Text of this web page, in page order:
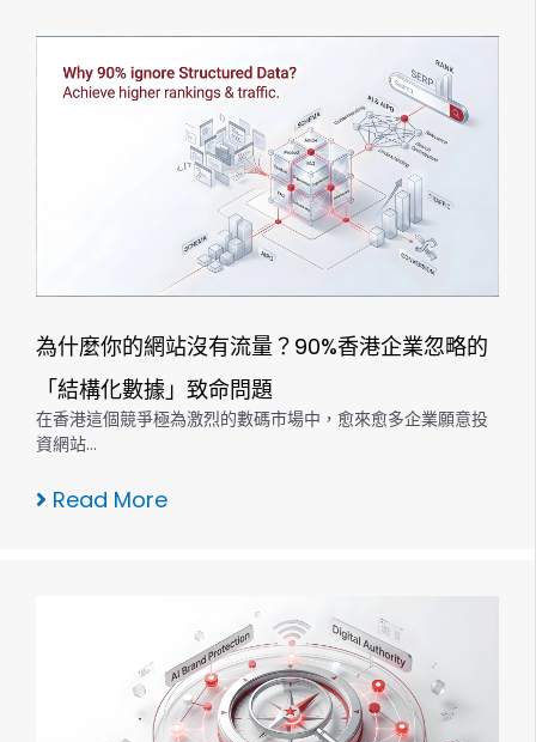
為什麼你的網站沒有流量？90%香港企業忽略的
「結構化數據」致命問題
在香港這個競爭極為激烈的數碼市場中，愈來愈多企業願意投
資網站…
Read More